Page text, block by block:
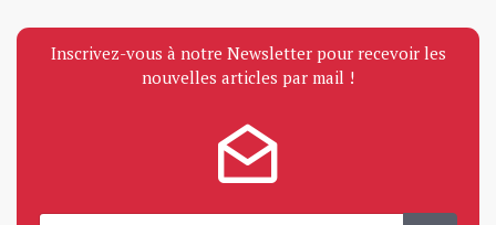
Inscrivez-vous à notre Newsletter pour recevoir les
nouvelles articles par mail !